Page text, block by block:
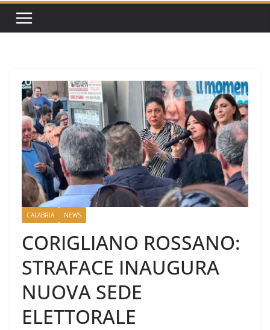
CALABRIA NEWS
CORIGLIANO ROSSANO:
STRAFACE INAUGURA
NUOVA SEDE
ELETTORALE